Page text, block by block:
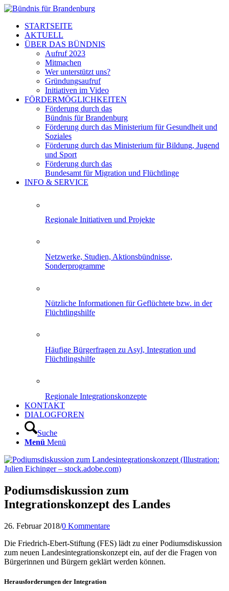
STARTSEITE
AKTUELL
ÜBER DAS BÜNDNIS
Aufruf 2023
Mitmachen
Wer unterstützt uns?
Gründungsaufruf
Initiativen im Video
FÖRDERMÖGLICHKEITEN
Förderung durch das
Bündnis für Brandenburg
Förderung durch das Ministerium für Gesundheit und
Soziales
Förderung durch das Ministerium für Bildung, Jugend
und Sport
Förderung durch das
Bundesamt für Migration und Flüchtlinge
INFO & SERVICE
Regionale Initiativen und Projekte
Netzwerke, Studien, Aktionsbündnisse,
Sonderprogramme
Nützliche Informationen für Geflüchtete bzw. in der
Flüchtlingshilfe
Häufige Bürgerfragen zu Asyl, Integration und
Flüchtlingshilfe
Regionale Integrationskonzepte
KONTAKT
DIALOGFOREN
Suche
Menü Menü
Podiumsdiskussion zum
Integrationskonzept des Landes
26. Februar 2018/0 Kommentare
Die Friedrich-Ebert-Stiftung (FES) lädt zu einer Podiumsdiskussion
zum neuen Landesintegrationskonzept ein, auf der die Fragen von
Bürgerinnen und Bürgern geklärt werden können.
Herausforderungen der Integration